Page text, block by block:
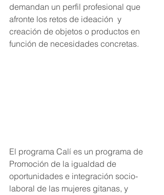
demandan un perfil profesional que
afronte los retos de ideación  y
creación de objetos o productos en
función de necesidades concretas.
El programa Calí es un programa de
Promoción de la igualdad de
oportunidades e integración socio-
laboral de las mujeres gitanas, y